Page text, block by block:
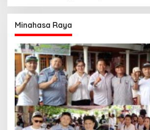
Minahasa Raya